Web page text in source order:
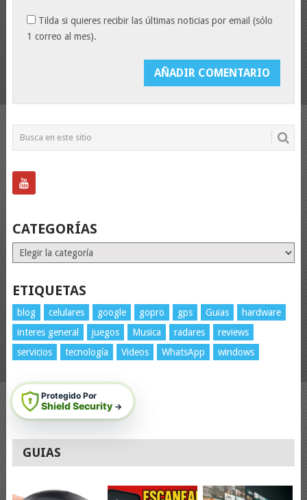
Tilda si quieres recibir las últimas noticias por email (sólo
1 correo al mes).
CATEGORÍAS
Categorías
ETIQUETAS
blog celulares google gopro gps Guias
hardware
interes general
juegos Musica radares
reviews
servicios
tecnología Videos WhatsApp windows
Protegido Por
Shield Security →
GUIAS